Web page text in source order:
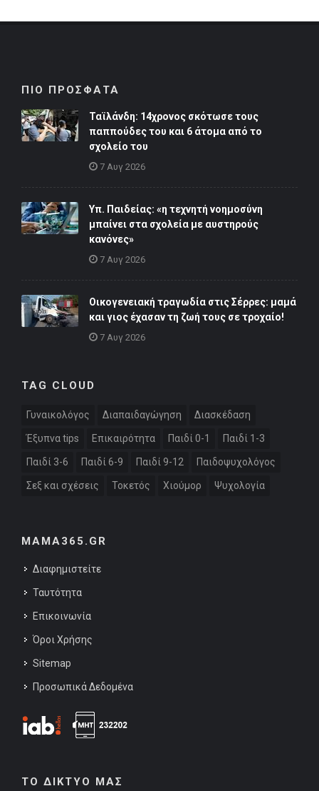
ΠΙΟ ΠΡΟΣΦΑΤΑ
Ταϊλάνδη: 14χρονος σκότωσε τους
παππούδες του και 6 άτομα από το
σχολείο του
7 Αυγ 2026
Υπ. Παιδείας: «η τεχνητή νοημοσύνη
μπαίνει στα σχολεία με αυστηρούς
κανόνες»
7 Αυγ 2026
Οικογενειακή τραγωδία στις Σέρρες: μαμά
και γιος έχασαν τη ζωή τους σε τροχαίο!
7 Αυγ 2026
TAG CLOUD
Γυναικολόγος Διαπαιδαγώγηση Διασκέδαση
Έξυπνα tips Επικαιρότητα Παιδί 0-1 Παιδί 1-3
Παιδί 3-6 Παιδί 6-9 Παιδί 9-12 Παιδοψυχολόγος
Σεξ και σχέσεις Τοκετός Χιούμορ Ψυχολογία
MAMA365.GR
Διαφημιστείτε
Ταυτότητα
Επικοινωνία
Όροι Χρήσης
Sitemap
Προσωπικά Δεδομένα
ΤΟ ΔΙΚΤΥΟ ΜΑΣ